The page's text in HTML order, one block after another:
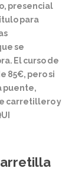
presencial
para
se
El curso de
85€, pero si
puente,
carretillero y